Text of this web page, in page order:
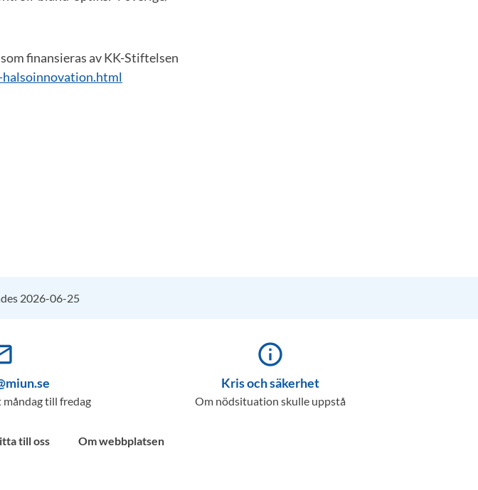
finansieras av KK-Stiftelsen
2026-06-25
till fredag
info_outline
Kris och säkerhet
Om nödsituation skulle uppstå
till oss Om webbplatsen